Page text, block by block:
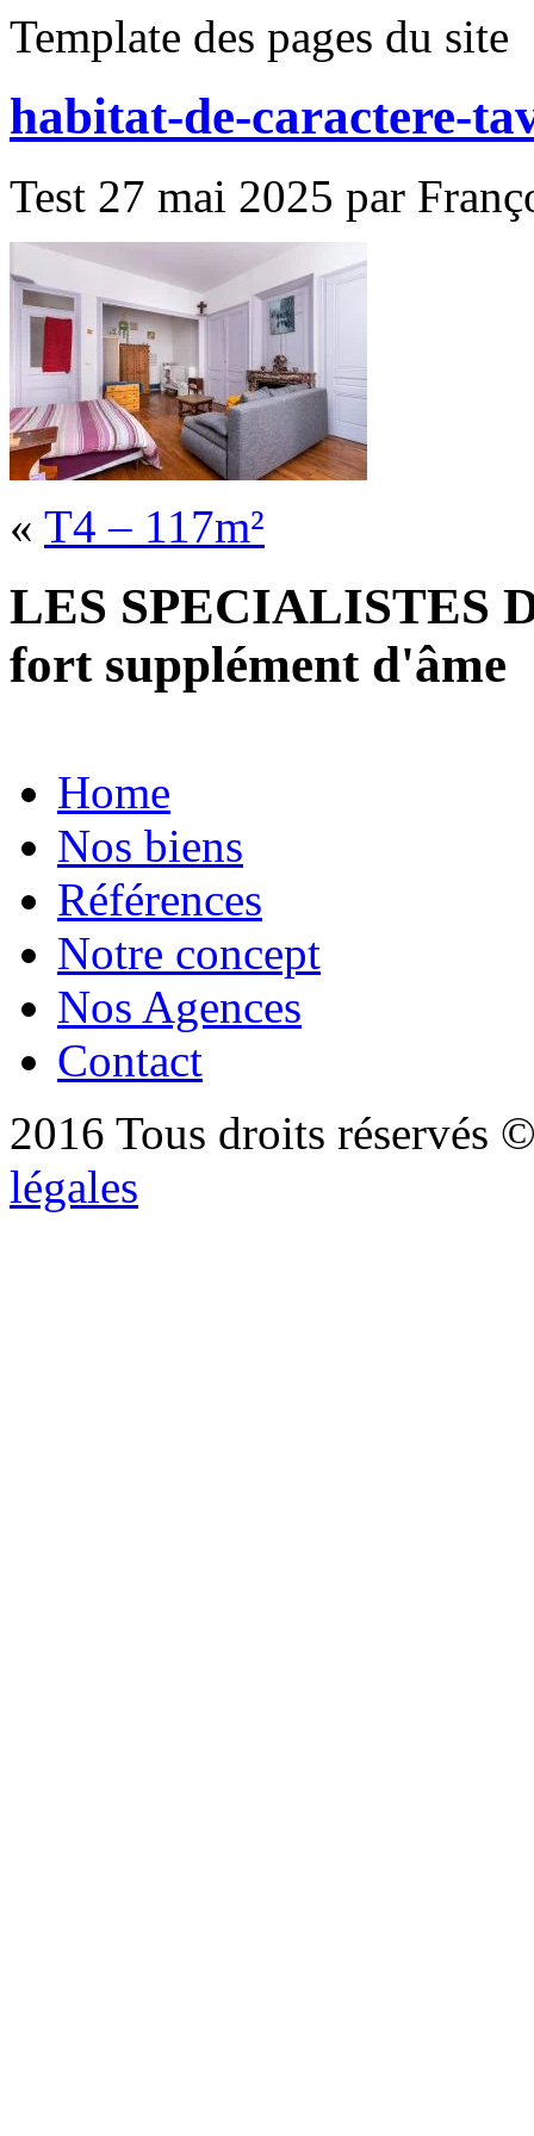
Template des pages du site
habitat-de-caractere-
Test 27 mai 2025 par
« T4 – 117m²
LES SPECIALISTES
fort supplément d'âme
Home
Nos biens
Références
Notre concept
Nos Agences
Contact
2016 Tous droits réservés
légales